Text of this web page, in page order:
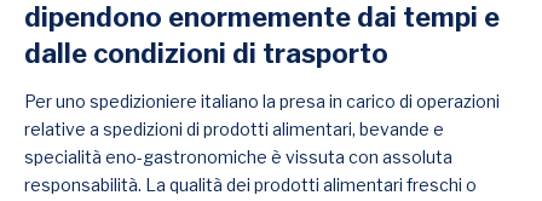
dipendono enormemente dai tempi e
dalle condizioni di trasporto
Per uno spedizioniere italiano la presa in carico di operazioni
relative a spedizioni di prodotti alimentari, bevande e
specialità eno-gastronomiche è vissuta con assoluta
responsabilità. La qualità dei prodotti alimentari freschi o